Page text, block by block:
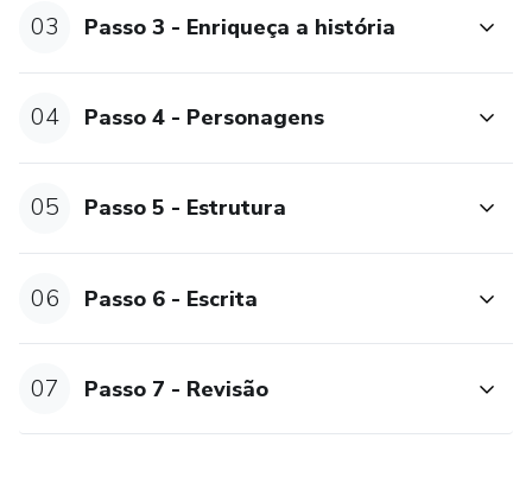
03 Passo 3 - Enriqueça a história
04 Passo 4 - Personagens
05 Passo 5 - Estrutura
06 Passo 6 - Escrita
07 Passo 7 - Revisão